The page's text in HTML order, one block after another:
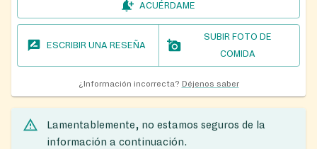
ACUÉRDAME
ESCRIBIR UNA RESEÑA
SUBIR FOTO DE
COMIDA
¿Información incorrecta? Déjenos saber
Lamentablemente, no estamos seguros de la
información a continuación.